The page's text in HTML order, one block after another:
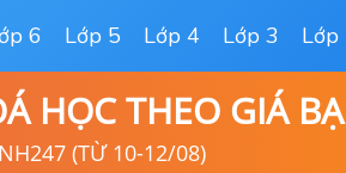
6 Lớp 5 Lớp 4 Lớp 3 Lớp
HỌC THEO GIÁ
(TỪ 10-12/08)